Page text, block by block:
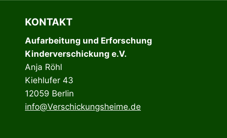
KONTAKT
Aufarbeitung und Erforschung
Kinderverschickung e.V.
Anja Röhl
Kiehlufer 43
12059 Berlin
info@Verschickungsheime.de